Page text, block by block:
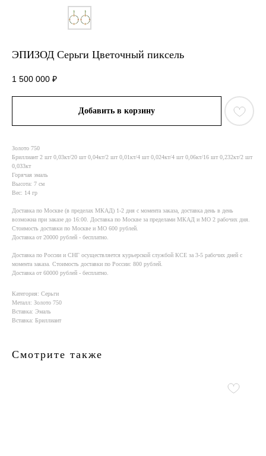
ЭПИЗОД Серьги Цветочный пиксель
1 500 000 ₽
Добавить в корзину
Золото 750
Бриллиант 2 шт 0,03кт/20 шт 0,04кт/2 шт 0,01кт/4 шт 0,024кт/4 шт 0,06кт/16 шт 0,232кт/2 шт
0,033кт
Горячая эмаль
Высота: 7 см
Вес: 14 гр
Доставка по Москве (в пределах МКАД) 1-2 дня с момента заказа, доставка день в день
возможна при заказе до 16:00. Доставка по Москве за пределами МКАД и МО 2 рабочих дня.
Стоимость доставки по Москве и МО 600 рублей.
Доставка от 20000 рублей - бесплатно.
Доставка по России и СНГ осуществляется курьерской службой КСE за 3-5 рабочих дней с
момента заказа. Стоимость доставки по России: 800 рублей.
Доставка от 60000 рублей - бесплатно.
Категория: Серьги
Металл: Золото 750
Вставка: Эмаль
Вставка: Бриллиант
Смотрите также